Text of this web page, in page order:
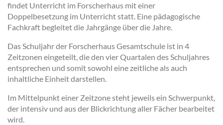
findet Unterricht im Forscherhaus mit einer
Doppelbesetzung im Unterricht statt. Eine pädagogische
Fachkraft begleitet die Jahrgänge über die Jahre.
Das Schuljahr der Forscherhaus Gesamtschule ist in 4
Zeitzonen eingeteilt, die den vier Quartalen des Schuljahres
entsprechen und somit sowohl eine zeitliche als auch
inhaltliche Einheit darstellen.
Im Mittelpunkt einer Zeitzone steht jeweils ein Schwerpunkt,
der intensiv und aus der Blickrichtung aller Fächer bearbeitet
wird.